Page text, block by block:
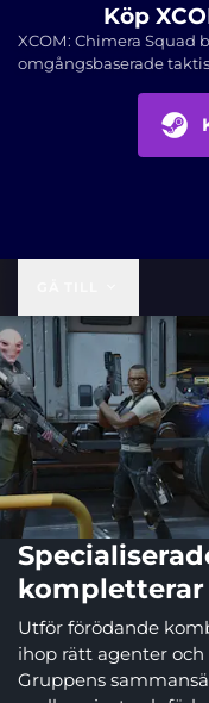
Köp
XCOM: Chimera Squad
omgångsbaserade
kompletterar
Utför förödande
ihop rätt agenter
Gruppens